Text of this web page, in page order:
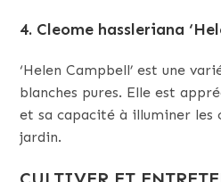
4. Cleome hassleriana
‘Helen Campbell’ est une
blanches pures. Elle est
et sa capacité à illuminer les
jardin.